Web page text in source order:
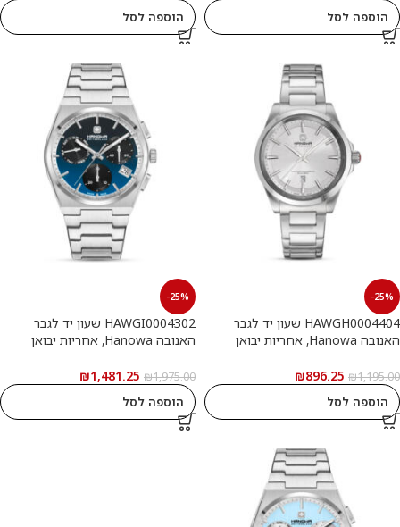
הוספה לסל הוספה לסל
-25%
HAWGH0004404 שעון יד לגבר
האנובה Hanowa, אחריות יבואן
₪1,195.00
₪896.25
הוספה לסל
-25%
HAWGI0004302 שעון יד לגבר
האנובה Hanowa, אחריות יבואן
₪1,975.00
₪1,481.25
הוספה לסל